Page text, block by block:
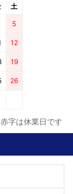
土
5
12
19
26
字は休業日です